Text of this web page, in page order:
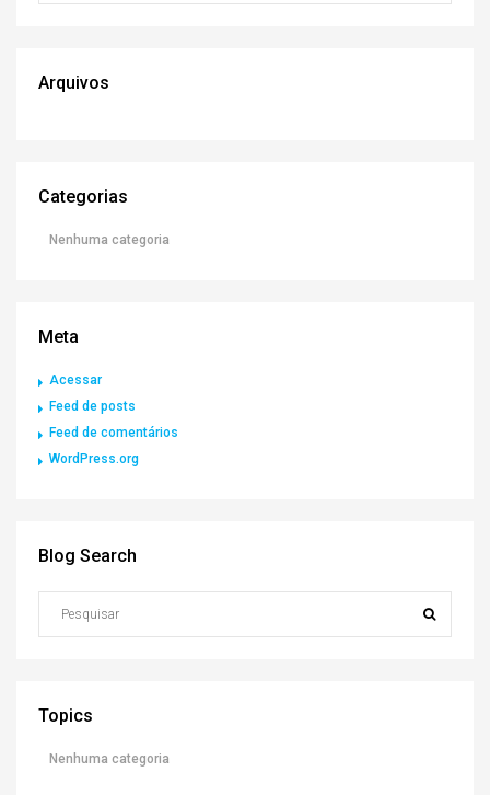
Arquivos
Categorias
Nenhuma categoria
Meta
Acessar
Feed de posts
Feed de comentários
WordPress.org
Blog Search
Topics
Nenhuma categoria